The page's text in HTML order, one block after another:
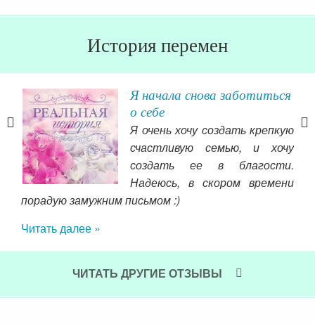
История перемен
у
Я начала снова заботиться
о себе
Я очень хочу создать крепкую
счастливую семью, и хочу
создать ее в благости.
Надеюсь, в скором времени
порадую замужним письмом :)
Читать далее »
ЧИТАТЬ ДРУГИЕ ОТЗЫВЫ